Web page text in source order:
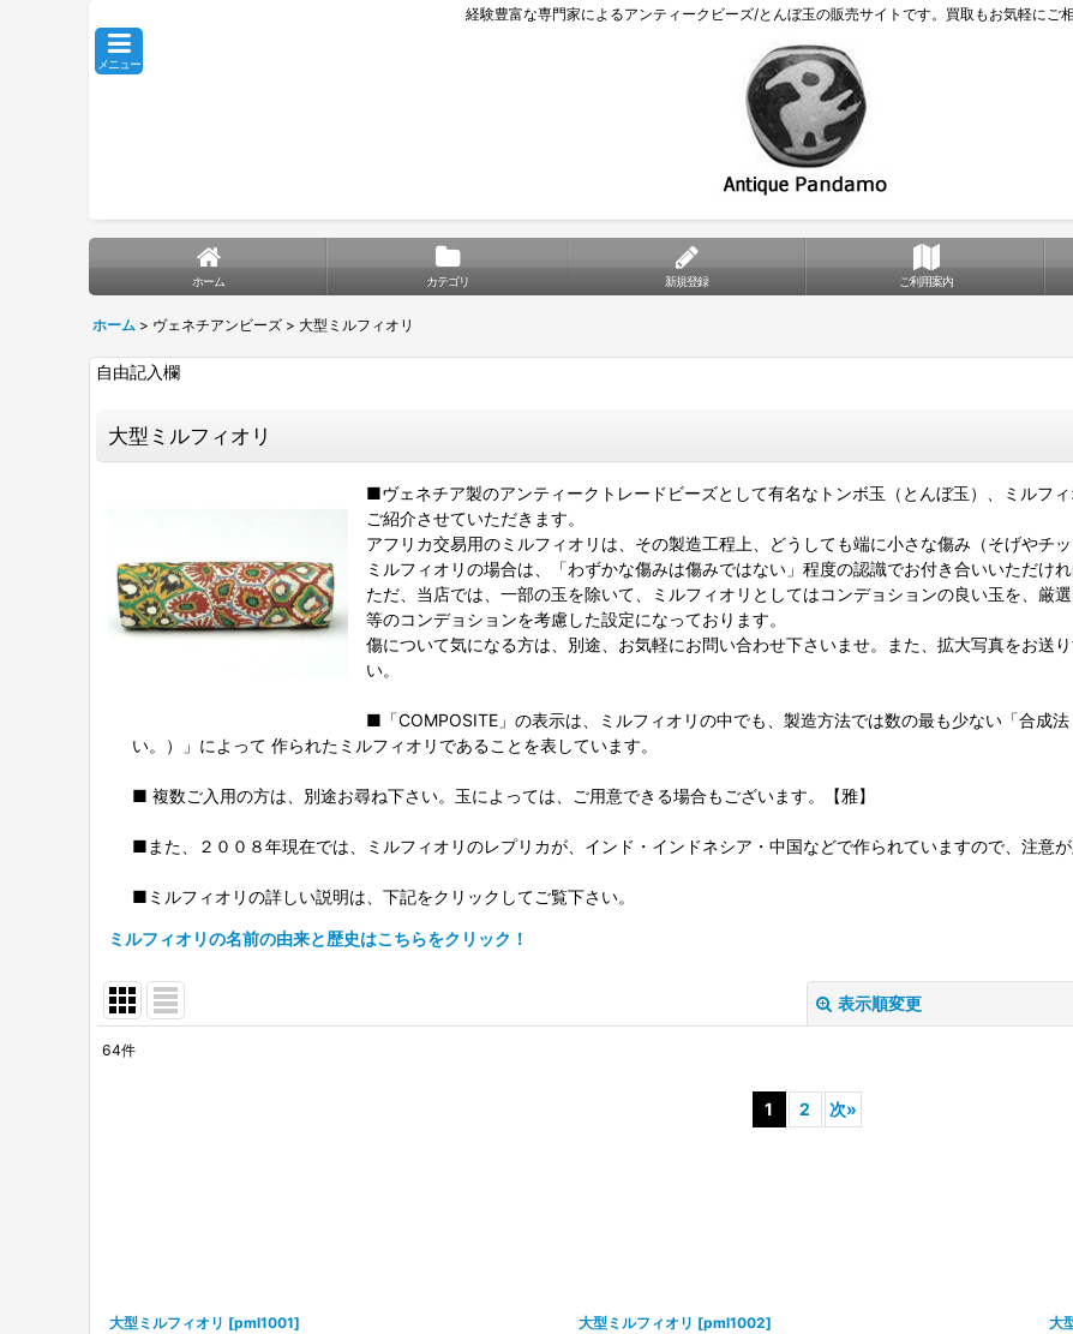
経験豊富な専門家によるアンティークビーズ/とんぼ玉の販売サイトです。買取もお気軽にご相
メニュー
ホーム カテゴリ 新規登録 ご利用案内
ホーム > ヴェネチアンビーズ > 大型ミルフィオリ
自由記入欄
大型ミルフィオリ
■ヴェネチア製のアンティークトレードビーズとして有名なトンボ玉（とんぼ玉）、ミルフ
ご紹介させていただきます。
アフリカ交易用のミルフィオリは、その製造工程上、どうしても端に小さな傷み（そげやチ
ミルフィオリの場合は、「わずかな傷みは傷みではない」程度の認識でお付き合いいただけれ
ただ、当店では、一部の玉を除いて、ミルフィオリとしてはコンデョションの良い玉を、厳
等のコンデョションを考慮した設定になっております。
傷について気になる方は、別途、お気軽にお問い合わせ下さいませ。また、拡大写真をお送
い。
■「COMPOSITE」の表示は、ミルフィオリの中でも、製造方法では数の最も少ない「合成
い。）」によって 作られたミルフィオリであることを表しています。
■ 複数ご入用の方は、別途お尋ね下さい。玉によっては、ご用意できる場合もございます。【雅】
■また、２００８年現在では、ミルフィオリのレプリカが、インド・インドネシア・中国などで作られていますので、注意が
■ミルフィオリの詳しい説明は、下記をクリックしてご覧下さい。
ミルフィオリの名前の由来と歴史はこちらをクリック！
表示順変更
64件
1 2 次»
大型ミルフィオリ [pml1001] 大型ミルフィオリ [pml1002] 大